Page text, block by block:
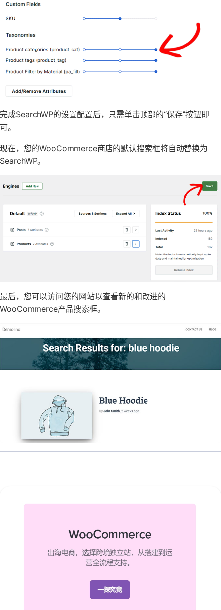
完成SearchWP的设置配置后，只需单击顶部的“保存”按钮即
可。
现在，您的WooCommerce商店的默认搜索框将自动替换为
SearchWP。
最后，您可以访问您的网站以查看新的和改进的
WooCommerce产品搜索框。